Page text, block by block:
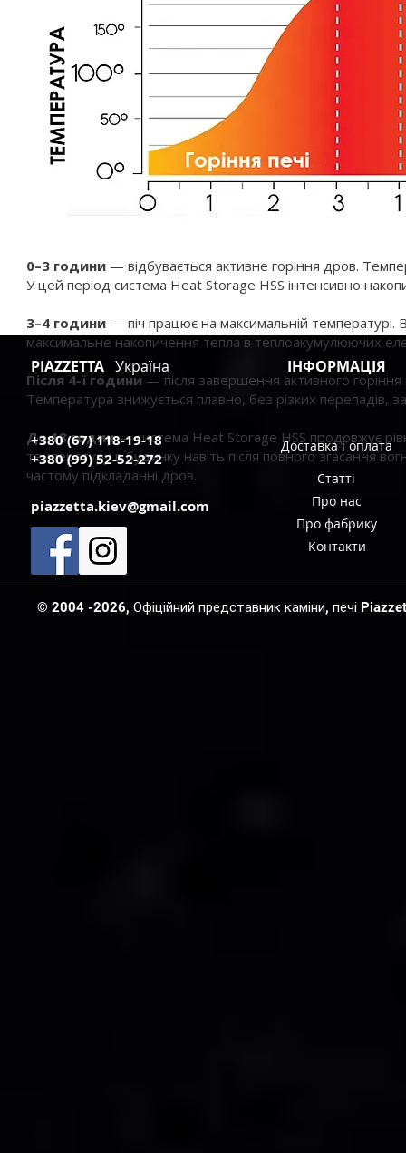
0–3 години — відбувається активне горіння дров.
У цей період система Heat Storage HSS інтенсивно
3–4 години — піч працює на максимальній
максимальне накопичення тепла в теплоакумулюючих
Після 4-ї години — після завершення активного
Температура знижується плавно, без різких перепадів,
До 18 годин— система Heat Storage HSS продовжує
температуру в будинку навіть після повного згасання
частому підкладанні дров.
PIAZZETTA Україна ІНФОРМАЦІЯ
+380 (67) 118-19-18
+380 (99) 52-52-272
Доставка і оплата
Статті
piazzetta.kiev@gmail.com
Про нас
Про фабрику
Контакти
© 2004 -2026, Офіційний представник каміни, печі